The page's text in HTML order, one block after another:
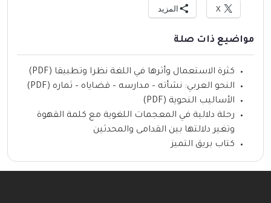
X المزيد
مواضيع ذات صلة
كثرة الاستعمال وأثرها في اللغة نظرا وتطبيقا (PDF)
النحو العربي: نشأته – مدارسه – قضاياه – ثماره (PDF)
الأساليب النحوية (PDF)
رحلة دلالية في المعجمات اللغوية مع كلمة القهوة
وتغير دلالتها بين القدامى والمحدثين
كتاب بريق التميز